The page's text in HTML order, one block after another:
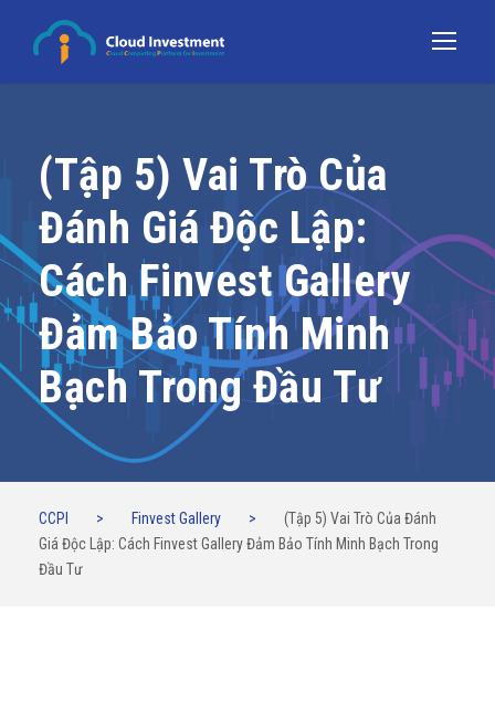
(Tập 5) Vai Trò Của
Đánh Giá Độc Lập:
Cách Finvest Gallery
Đảm Bảo Tính Minh
Bạch Trong Đầu Tư
CCPI > Finvest Gallery >
(Tập 5) Vai Trò Của Đánh
Giá Độc Lập: Cách Finvest Gallery Đảm Bảo Tính Minh Bạch Trong
Đầu Tư